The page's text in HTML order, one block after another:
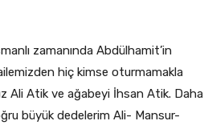
zamanında Abdülhamit’in
hiç kimse oturmamakla
Ali Atik ve ağabeyi İhsan Atik. Daha
büyük dedelerim Ali- Mansur-